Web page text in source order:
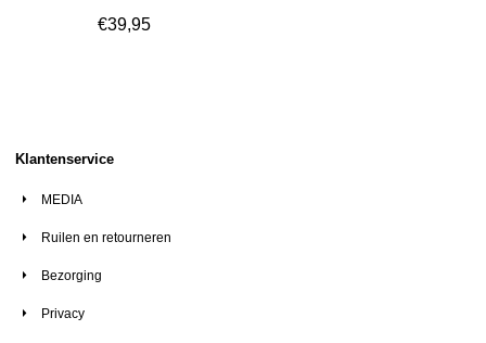
€39,95
Klantenservice
MEDIA
Ruilen en retourneren
Bezorging
Privacy